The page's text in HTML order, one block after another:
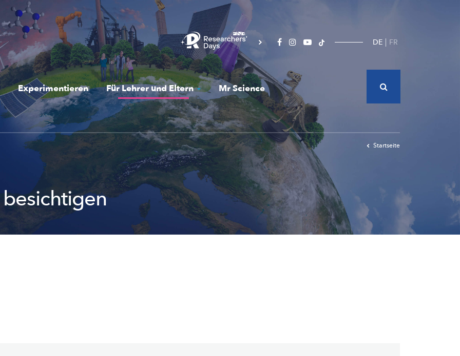
DE FR
Experimentieren Für Lehrer und Eltern Mr Science
Startseite